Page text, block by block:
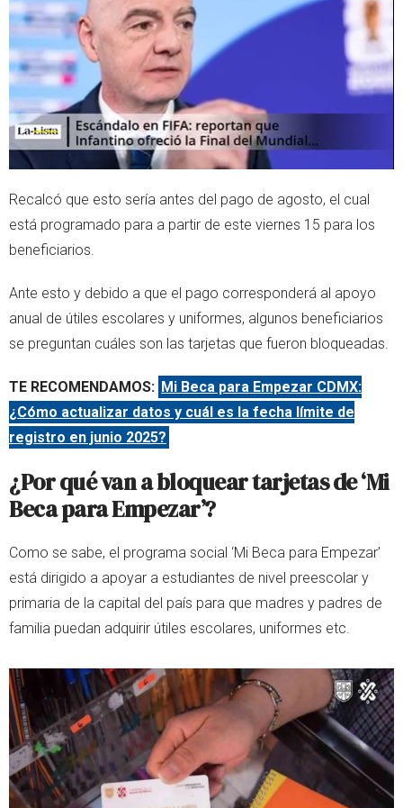
Recalcó que esto sería antes del pago de agosto, el cual
está programado para a partir de este viernes 15 para los
beneficiarios.
Ante esto y debido a que el pago corresponderá al apoyo
anual de útiles escolares y uniformes, algunos beneficiarios
se preguntan cuáles son las tarjetas que fueron bloqueadas.
TE RECOMENDAMOS: Mi Beca para Empezar CDMX:
¿Cómo actualizar datos y cuál es la fecha límite de
registro en junio 2025?
¿Por qué van a bloquear tarjetas de ‘Mi
Beca para Empezar’?
Como se sabe, el programa social ‘Mi Beca para Empezar’
está dirigido a apoyar a estudiantes de nivel preescolar y
primaria de la capital del país para que madres y padres de
familia puedan adquirir útiles escolares, uniformes etc.